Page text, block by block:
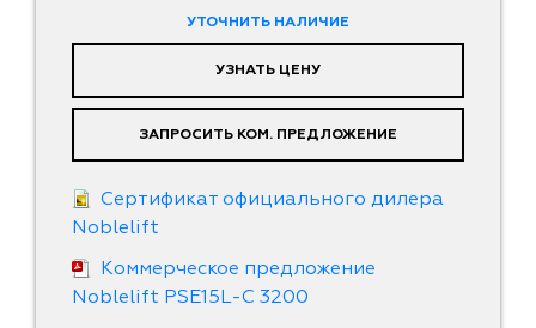
УТОЧНИТЬ НАЛИЧИЕ
УЗНАТЬ ЦЕНУ
ЗАПРОСИТЬ КОМ. ПРЕДЛОЖЕНИЕ
Сертификат официального дилера
Noblelift
Коммерческое предложение
Noblelift PSE15L-C 3200